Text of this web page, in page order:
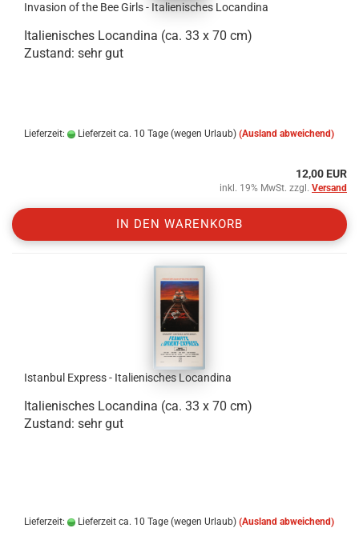
Invasion of the Bee Girls - Italienisches Locandina
Italienisches Locandina (ca. 33 x 70 cm)
Zustand: sehr gut
Lieferzeit: Lieferzeit ca. 10 Tage (wegen Urlaub) (Ausland abweichend)
12,00 EUR
inkl. 19% MwSt. zzgl. Versand
IN DEN WARENKORB
Istanbul Express - Italienisches Locandina
Italienisches Locandina (ca. 33 x 70 cm)
Zustand: sehr gut
Lieferzeit: Lieferzeit ca. 10 Tage (wegen Urlaub) (Ausland abweichend)